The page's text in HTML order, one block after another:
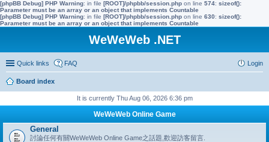
[phpBB Debug] PHP Warning: in file [ROOT]/phpbb/session.php on line 574: sizeof():
Parameter must be an array or an object that implements Countable
[phpBB Debug] PHP Warning: in file [ROOT]/phpbb/session.php on line 630: sizeof():
Parameter must be an array or an object that implements Countable
WeWeWeb .NET
Quick links FAQ Login
Board index
It is currently Thu Aug 06, 2026 6:36 pm
WeWeWeb Online Game
General
討論任何有關WeWeWeb Online Game之話題,歡迎訪客留言.